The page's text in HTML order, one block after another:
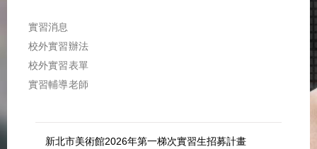
實習消息
校外實習辦法
校外實習表單
實習輔導老師
新北市美術館2026年第一梯次實習生招募計畫